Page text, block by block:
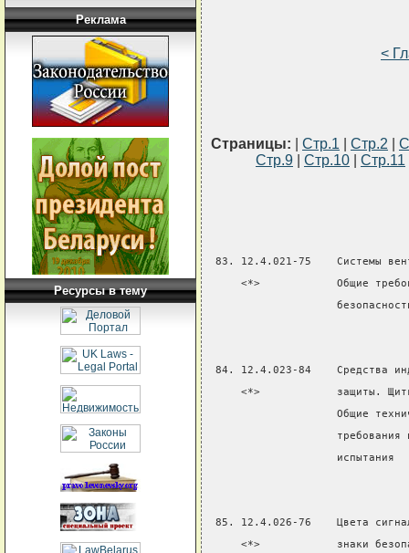
Реклама
Ресурсы в тему
<
Страницы: Стр.1 Стр.2
Стр.9
Стр.10 Стр.11
83. 12.4.021-75    Системы
<*>            Общие
84. 12.4.023-84    Средства
<*>            защиты.
Общие
требования
                    испытания
85. 12.4.026-76    Цвета
<*>            знаки